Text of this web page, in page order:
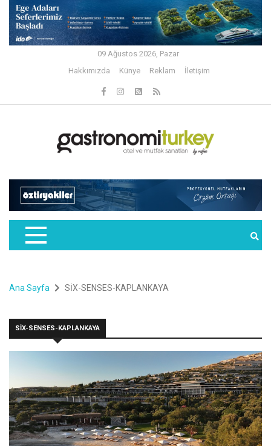
09 Ağustos 2026, Pazar
Hakkımızda
Künye Reklam İletişim
Ana Sayfa SİX-SENSES-KAPLANKAYA
SİX-SENSES-KAPLANKAYA